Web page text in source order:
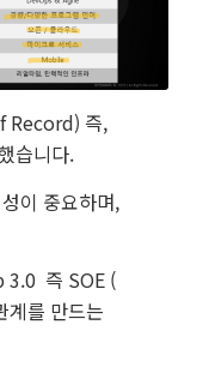
Record) 즉,
습니다.
이 중요하며,
3.0 즉 SOE (
를 만드는